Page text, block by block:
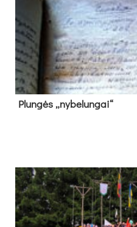
Plun­gės „ny­be­lun­gai“